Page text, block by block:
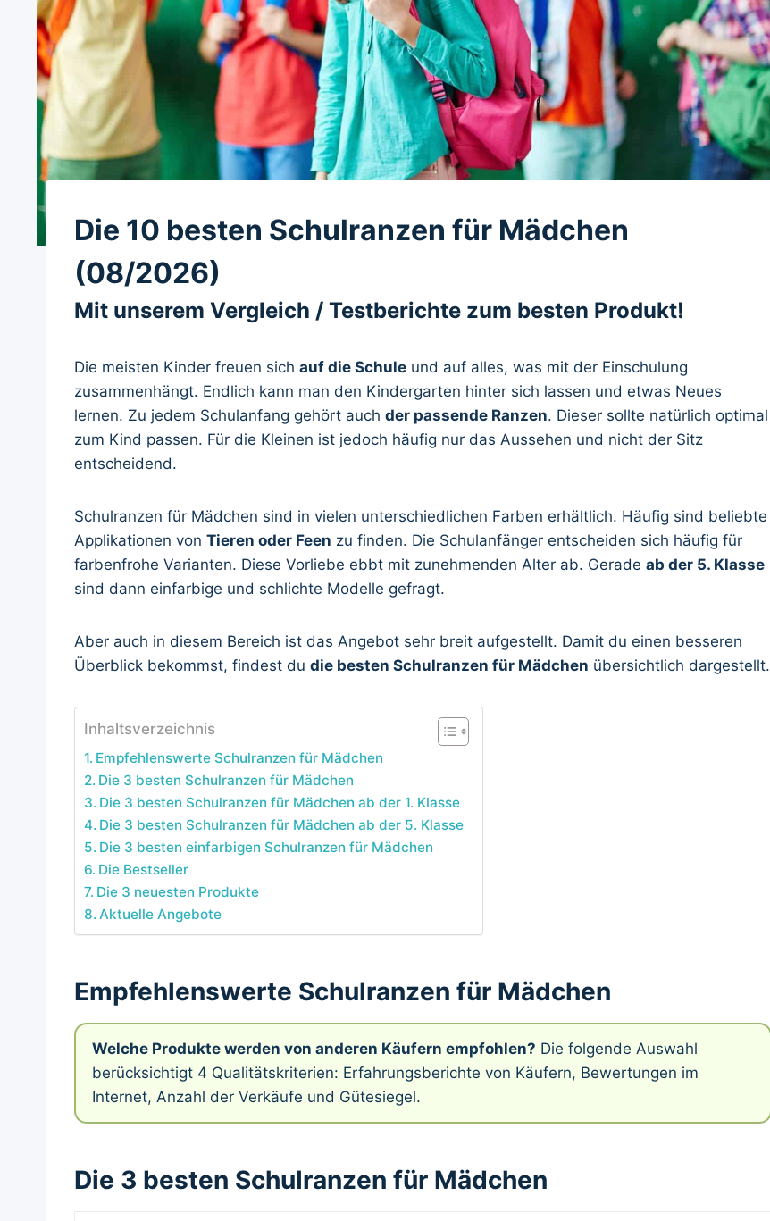
Die 10 besten Schulranzen für Mädchen
(08/2026)
Mit unserem Vergleich / Testberichte zum besten Produkt!
Die meisten Kinder freuen sich auf die Schule und auf alles, was mit der Einschulung
zusammenhängt. Endlich kann man den Kindergarten hinter sich lassen und etwas Neues
lernen. Zu jedem Schulanfang gehört auch der passende Ranzen. Dieser sollte natürlich optimal
zum Kind passen. Für die Kleinen ist jedoch häufig nur das Aussehen und nicht der Sitz
entscheidend.
Schulranzen für Mädchen sind in vielen unterschiedlichen Farben erhältlich. Häufig sind beliebte
Applikationen von Tieren oder Feen zu finden. Die Schulanfänger entscheiden sich häufig für
farbenfrohe Varianten. Diese Vorliebe ebbt mit zunehmenden Alter ab. Gerade ab der 5. Klasse
sind dann einfarbige und schlichte Modelle gefragt.
Aber auch in diesem Bereich ist das Angebot sehr breit aufgestellt. Damit du einen besseren
Überblick bekommst, findest du die besten Schulranzen für Mädchen übersichtlich dargestellt.
Inhaltsverzeichnis
Empfehlenswerte Schulranzen für Mädchen
Die 3 besten Schulranzen für Mädchen
Die 3 besten Schulranzen für Mädchen ab der 1. Klasse
Die 3 besten Schulranzen für Mädchen ab der 5. Klasse
Die 3 besten einfarbigen Schulranzen für Mädchen
Die Bestseller
Die 3 neuesten Produkte
Aktuelle Angebote
Empfehlenswerte Schulranzen für Mädchen
Welche Produkte werden von anderen Käufern empfohlen? Die folgende Auswahl
berücksichtigt 4 Qualitätskriterien: Erfahrungsberichte von Käufern, Bewertungen im
Internet, Anzahl der Verkäufe und Gütesiegel.
Die 3 besten Schulranzen für Mädchen